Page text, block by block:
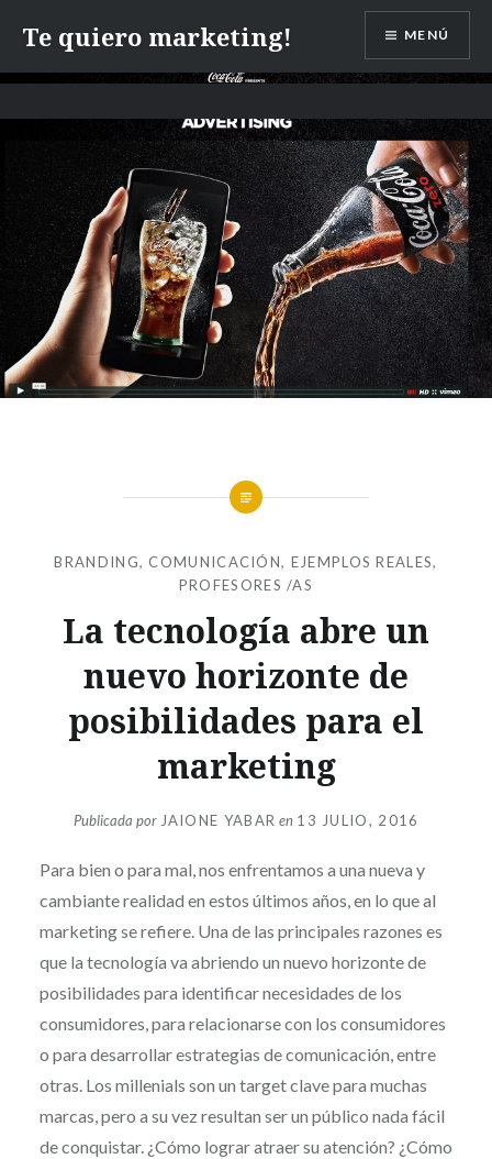
Te quiero marketing! MENÚ
BRANDING, COMUNICACIÓN, EJEMPLOS REALES,
PROFESORES /AS
La tecnología abre un
nuevo horizonte de
posibilidades para el
marketing
Publicada por JAIONE YABAR en 13 JULIO, 2016
Para bien o para mal, nos enfrentamos a una nueva y
cambiante realidad en estos últimos años, en lo que al
marketing se refiere. Una de las principales razones es
que la tecnología va abriendo un nuevo horizonte de
posibilidades para identificar necesidades de los
consumidores, para relacionarse con los consumidores
o para desarrollar estrategias de comunicación, entre
otras. Los millenials son un target clave para muchas
marcas, pero a su vez resultan ser un público nada fácil
de conquistar. ¿Cómo lograr atraer su atención? ¿Cómo